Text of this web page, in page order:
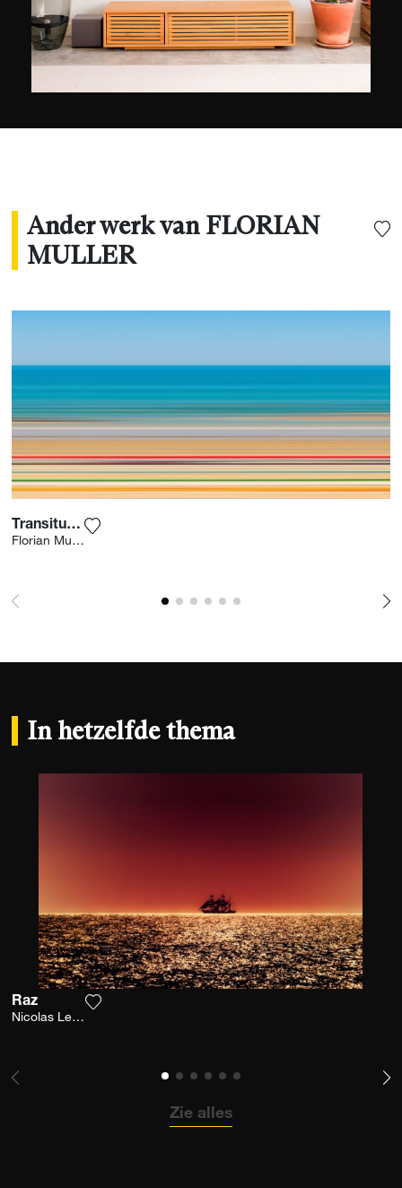
Ander werk van FLORIAN
MULLER
Transitus 203
Florian Muller
In hetzelfde thema
Raz
Nicolas Leconte
Zie alles